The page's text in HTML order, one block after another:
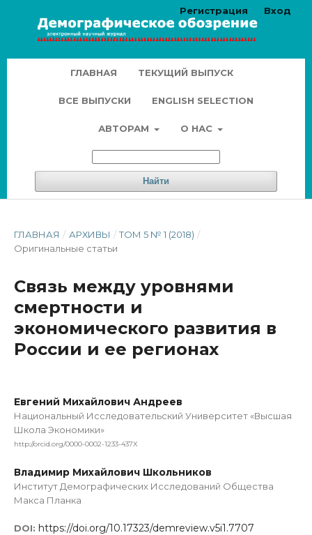
ГЛАВНАЯ ТЕКУЩИЙ ВЫПУСК
ВСЕ ВЫПУСКИ ENGLISH SELECTION
АВТОРАМ О НАС
Найти
Регистрация Вход
ГЛАВНАЯ / АРХИВЫ / ТОМ 5 № 1 (2018) /
Оригинальные статьи
Связь между уровнями
смертности и
экономического развития в
России и ее регионах
Евгений Михайлович Андреев
Национальный Исследовательский Университет «Высшая
Школа Экономики»
http://orcid.org/0000-0002-1233-437X
Владимир Михайлович Школьников
Институт Демографических Исследований Общества
Макса Планка
DOI: https://doi.org/10.17323/demreview.v5i1.7707